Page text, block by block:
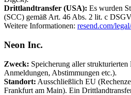
Drittlandtransfer (USA): Es wurden
(SCC) gemäß Art. 46 Abs. 2 lit. c
Weitere Informationen: resend.com/
Neon Inc.
Zweck: Speicherung aller
Anmeldungen, Abstimmungen etc.).
Standort: Ausschließlich EU
Frankfurt am Main). Ein